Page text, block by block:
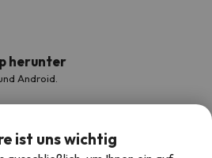
herunter
Android.
ist uns wichtig